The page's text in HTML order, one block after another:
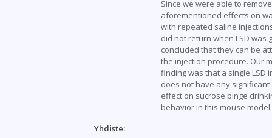
Since we were able to
aforementioned effects on
with repeated saline
did not return when LSD was
concluded that they can be
the injection procedure. Our
finding was that a single LSD
does not have any significant
effect on sucrose binge
behavior in this mouse model.
Yhdiste: